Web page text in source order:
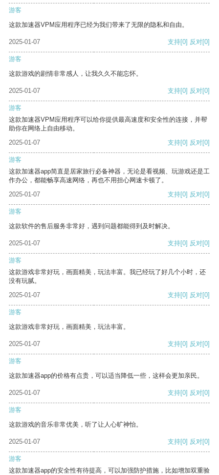
游客
这款加速器VPM应用程序已经为我们带来了无限的隐私和自由。
2025-01-07 支持[0] 反对[0]
游客
这款游戏的剧情非常感人，让我久久不能忘怀。
2025-01-07 支持[0] 反对[0]
游客
这款加速器VPM应用程序可以给你提供最高速度和安全性的连接，并帮
助你在网络上自由移动。
2025-01-07
支持[0] 反对[0]
游客
这款加速器app简直是居家旅行必备神器，无论是看视频、玩游戏还是工
作办公，都能畅享高速网络，再也不用担心网速卡顿了。
2025-01-07
支持[0] 反对[0]
游客
这款软件的售后服务非常好，遇到问题都能得到及时解决。
2025-01-07 支持[0] 反对[0]
游客
这款游戏非常好玩，画面精美，玩法丰富。我已经玩了好几个小时，还
没有玩腻。
2025-01-07
支持[0] 反对[0]
游客
这款游戏非常好玩，画面精美，玩法丰富。
2025-01-07 支持[0] 反对[0]
游客
这款加速器app的价格有点贵，可以适当降低一些，这样会更加亲民。
2025-01-07 支持[0] 反对[0]
游客
这款游戏的音乐非常优美，听了让人心旷神怡。
2025-01-07 支持[0] 反对[0]
游客
这款加速器app的安全性有待提高，可以加强防护措施，比如增加双重验